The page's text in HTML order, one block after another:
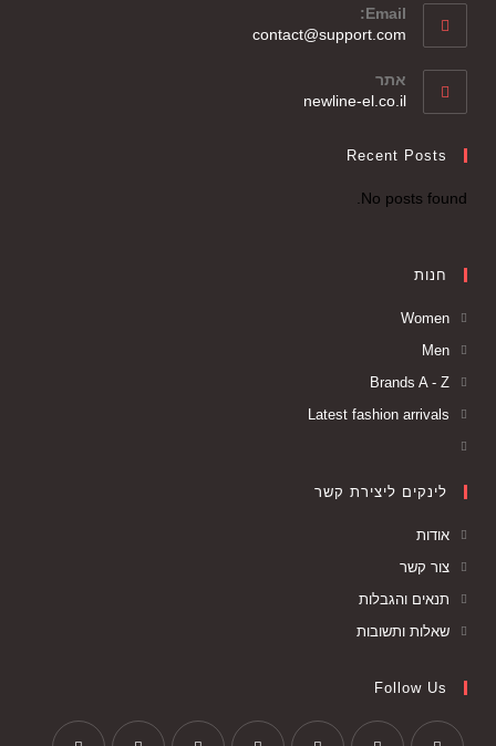
Email:
contact@support.com
אתר
newline-el.co.il
Recent Posts
No posts found.
חנות
Women
Men
Brands A - Z
Latest fashion arrivals
לינקים ליצירת קשר
אודות
צור קשר
תנאים והגבלות
שאלות ותשובות
Follow Us